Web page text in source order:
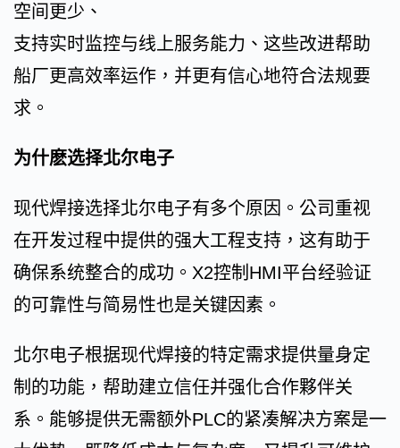
空间更少、
支持实时监控与线上服务能力、这些改进帮助
船厂更高效率运作，并更有信心地符合法规要
求。
为什麽选择北尔电子
现代焊接选择北尔电子有多个原因。公司重视
在开发过程中提供的强大工程支持，这有助于
确保系统整合的成功。X2控制HMI平台经验证
的可靠性与简易性也是关键因素。
北尔电子根据现代焊接的特定需求提供量身定
制的功能，帮助建立信任并强化合作夥伴关
系。能够提供无需额外PLC的紧凑解决方案是一